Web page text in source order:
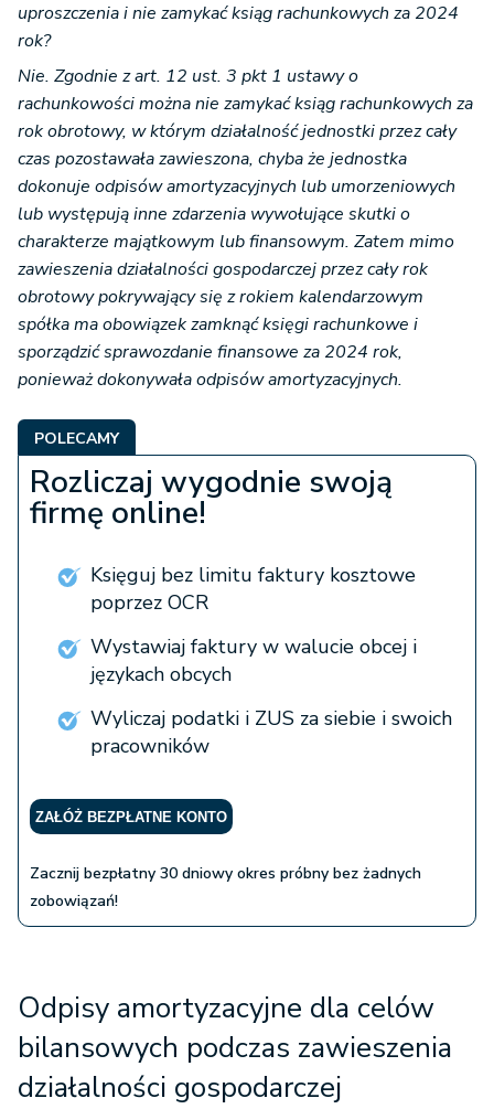
uproszczenia i nie zamykać ksiąg rachunkowych za 2024
rok?
Nie. Zgodnie z art. 12 ust. 3 pkt 1 ustawy o
rachunkowości można nie zamykać ksiąg rachunkowych za
rok obrotowy, w którym działalność jednostki przez cały
czas pozostawała zawieszona, chyba że jednostka
dokonuje odpisów amortyzacyjnych lub umorzeniowych
lub występują inne zdarzenia wywołujące skutki o
charakterze majątkowym lub finansowym. Zatem mimo
zawieszenia działalności gospodarczej przez cały rok
obrotowy pokrywający się z rokiem kalendarzowym
spółka ma obowiązek zamknąć księgi rachunkowe i
sporządzić sprawozdanie finansowe za 2024 rok,
ponieważ dokonywała odpisów amortyzacyjnych.
POLECAMY
Rozliczaj wygodnie swoją
firmę online!
Księguj bez limitu faktury kosztowe
poprzez OCR
Wystawiaj faktury w walucie obcej i
językach obcych
Wyliczaj podatki i ZUS za siebie i swoich
pracowników
ZAŁÓŻ BEZPŁATNE KONTO
Zacznij bezpłatny 30 dniowy okres próbny bez żadnych
zobowiązań!
Odpisy amortyzacyjne dla celów
bilansowych podczas zawieszenia
działalności gospodarczej